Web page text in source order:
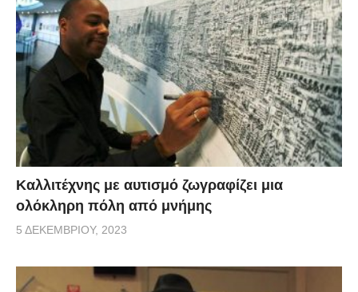
Καλλιτέχνης με αυτισμό ζωγραφίζει μια
ολόκληρη πόλη από μνήμης
5 ΔΕΚΕΜΒΡΊΟΥ, 2023